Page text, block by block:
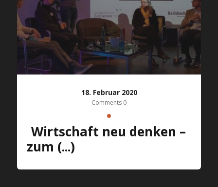
18. Februar 2020
Comments 0
Wirtschaft neu denken –
zum (...)